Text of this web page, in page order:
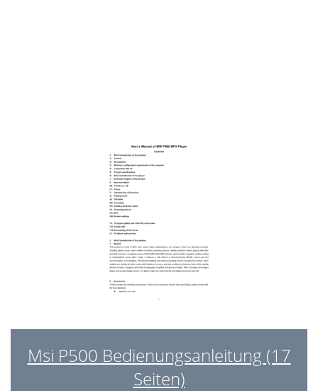
Msi P500 Bedienungsanleitung (17
Seiten)